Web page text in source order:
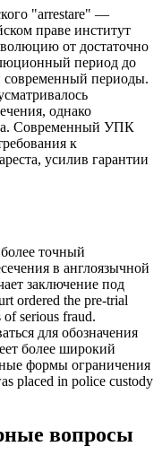
"arrestare" —
праве институт
от достаточно
период до
современный периоды.
однако
Современный УПК
к
усилив гарантии
точный
в англоязычной
заключение под
ordered the pre-trial
of serious fraud.
для обозначения
более широкий
формы ограничения
placed in police custody
вопросы